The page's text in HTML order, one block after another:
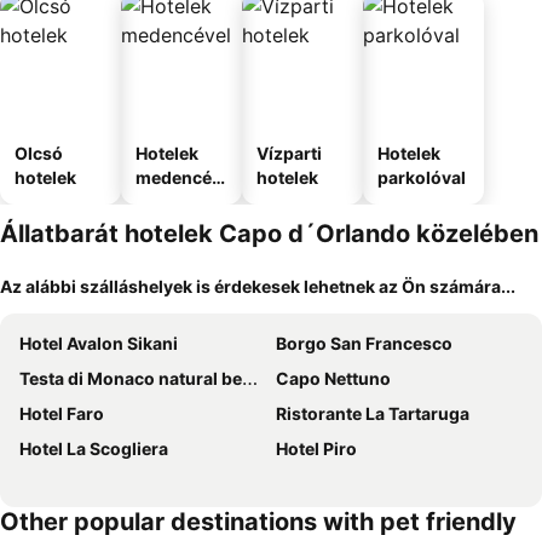
Olcsó
hotelek
Hotelek
medencév
Vízparti
hotelek
Hotelek
parkolóval
Állatbarát hotelek Capo d´Orlando közelében
Az alábbi szálláshelyek is érdekesek lehetnek az Ön számára...
Hotel Avalon Sikani
Borgo San Francesco
Testa di Monaco natural beach
Capo Nettuno
Hotel Faro
Ristorante La Tartaruga
Hotel La Scogliera
Hotel Piro
Other popular destinations with pet friendly